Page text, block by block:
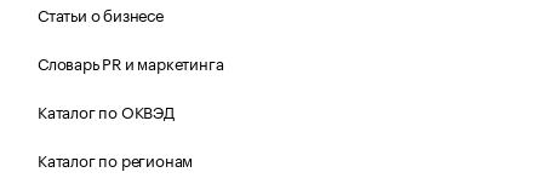
Статьи о бизнесе
Словарь PR и маркетинга
Каталог по ОКВЭД
Каталог по регионам